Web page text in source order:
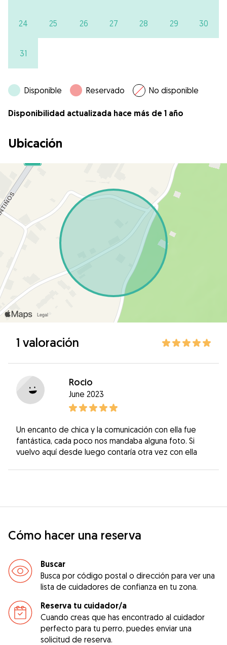
24 25 26 27 28 29 30
31
Disponible Reservado No disponible
Disponibilidad actualizada hace más de 1 año
Ubicación
1 valoración
Rocio
June 2023
Un encanto de chica y la comunicación con ella fue
fantástica, cada poco nos mandaba alguna foto. Si
vuelvo aquí desde luego contaría otra vez con ella
Cómo hacer una reserva
Buscar
Busca por código postal o dirección para ver una
lista de cuidadores de confianza en tu zona.
Reserva tu cuidador/a
Cuando creas que has encontrado al cuidador
perfecto para tu perro, puedes enviar una
solicitud de reserva.